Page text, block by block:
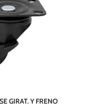
GIRAT. Y FRENO